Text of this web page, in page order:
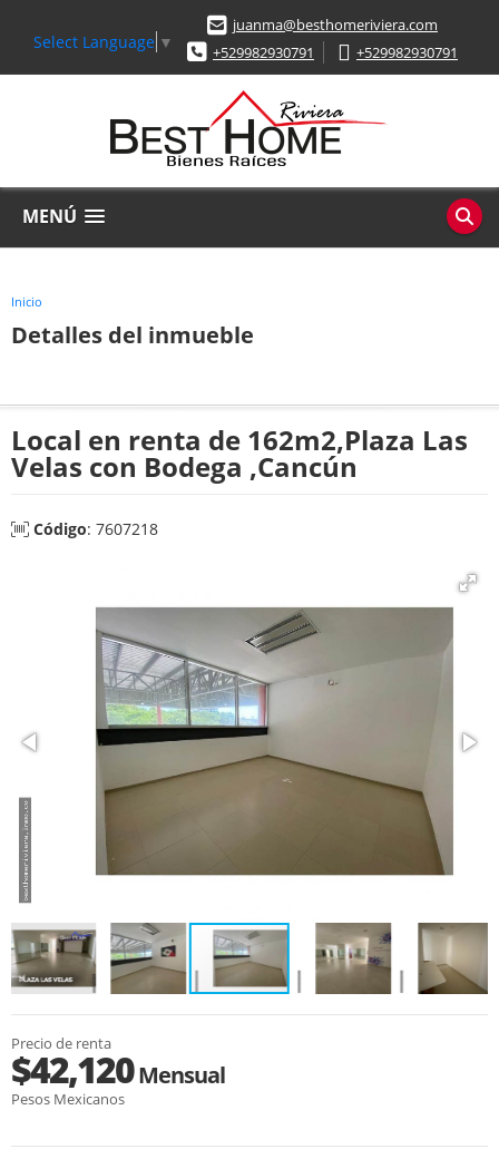
Select Language ▼
juanma@besthomeriviera.com
+529982930791
+529982930791
MENÚ
Inicio
Detalles del inmueble
Local en renta de 162m2,Plaza Las
Velas con Bodega ,Cancún
Código: 7607218
Precio de renta
$42,120Mensual
Pesos Mexicanos